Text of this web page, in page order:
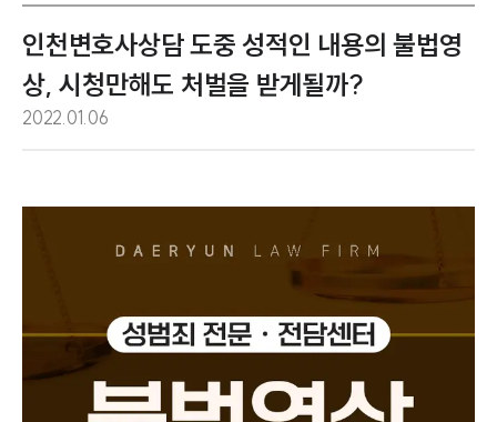
인천변호사상담 도중 성적인 내용의 불법영
상, 시청만해도 처벌을 받게될까?
2022.01.06